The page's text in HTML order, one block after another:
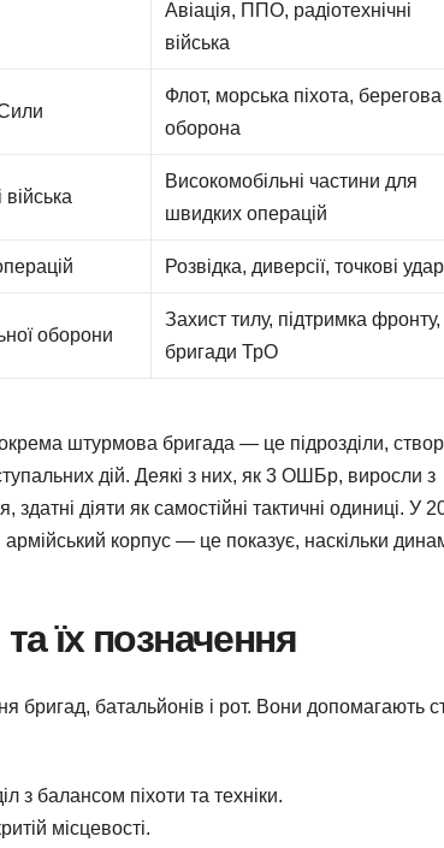
Авіація, ППО, радіотехнічні
війська
Флот, морська піхота, берегова
оборона
Високомобільні частини для
швидких операцій
Розвідка, диверсії, точкові
оборони
Захист тилу, підтримка фронту,
бригади ТрО
штурмова бригада — це підрозділи,
дій. Деякі з них, як 3 ОШБр, виросли з
діяти як самостійні тактичні одиниці. У
корпус — це показує, наскільки
їх позначення
бригад, батальйонів і рот. Вони допомагають
з балансом піхоти та техніки.
місцевості.